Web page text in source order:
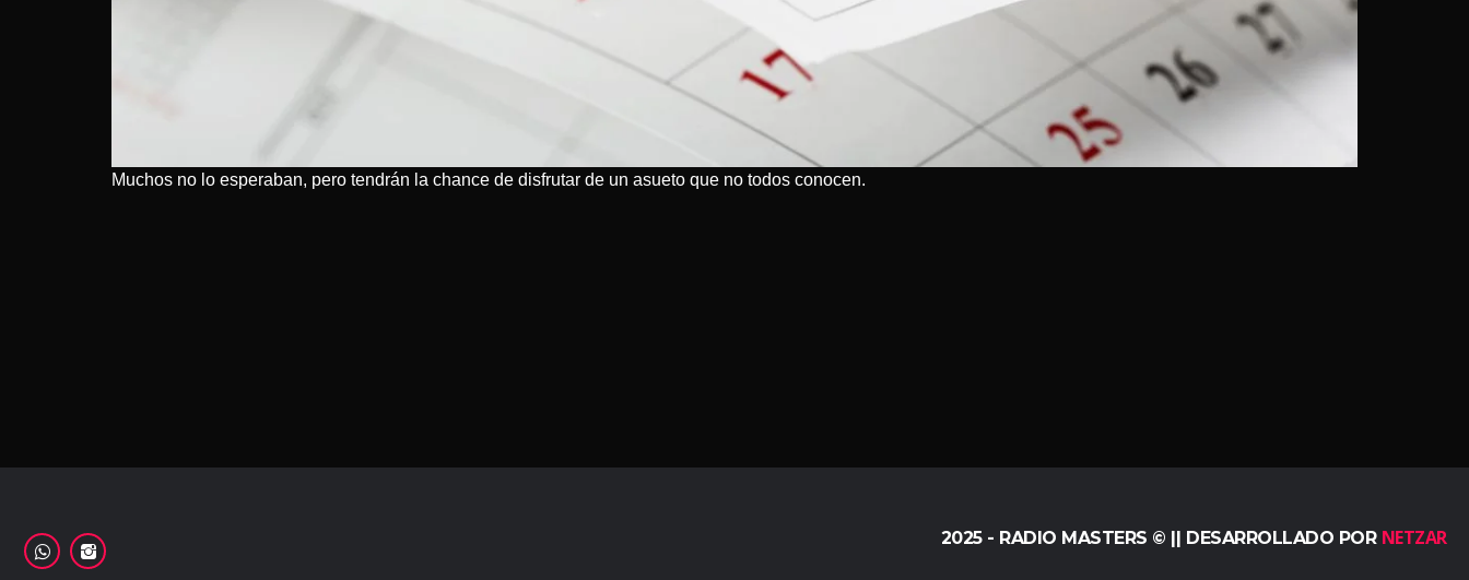
Muchos no lo esperaban, pero tendrán la chance de disfrutar de un asueto que no todos conocen.
2025 - RADIO MASTERS © || DESARROLLADO POR NETZAR